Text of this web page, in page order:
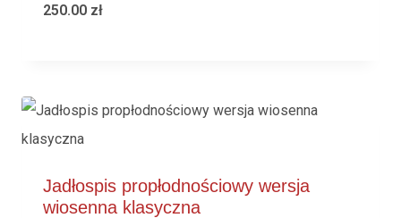
250.00 zł
Jadłospis propłodnościowy wersja
wiosenna klasyczna